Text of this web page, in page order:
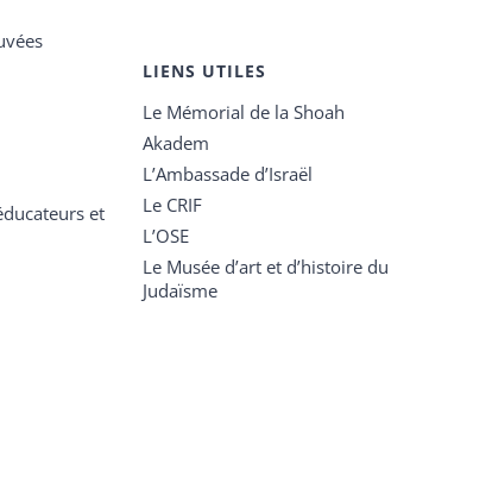
et
LIENS UTILES
Le Mémorial de la Shoah
Akadem
L’Ambassade d’Israël
Le CRIF
L’OSE
Le Musée d’art et d’histoire du
Judaïsme